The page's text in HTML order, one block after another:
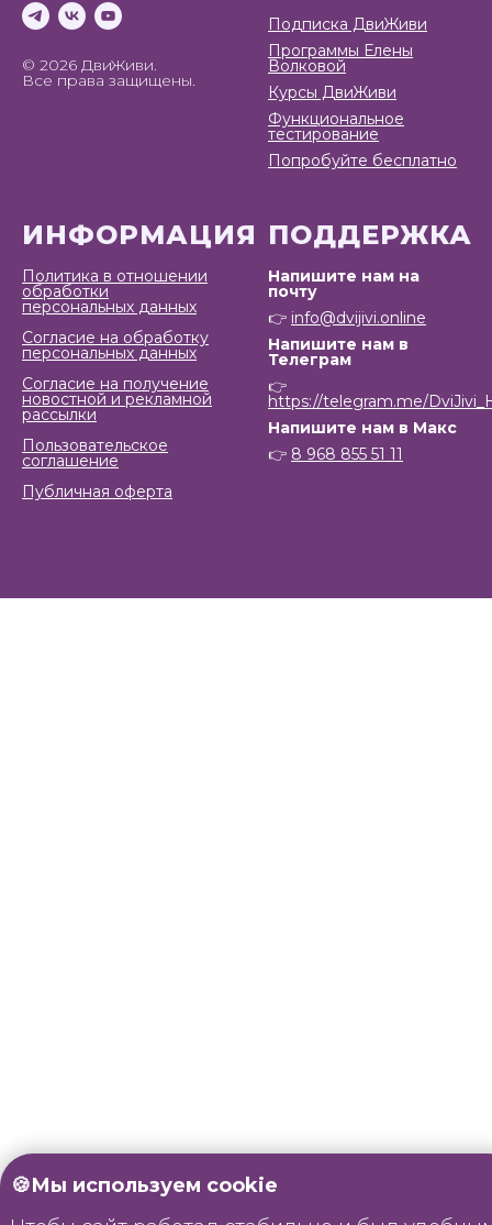
🍪Мы используем cookie
© 2026 ДвиЖиви.
Все права защищены.
Подписка ДвиЖиви
Программы Елены
Волковой
Курсы ДвиЖиви
Функциональное
тестирование
Попробуйте бесплатно
ИНФОРМАЦИЯ
Политика в отношении
обработки
персональных данных
Согласие на обработку
персональных данных
Согласие на получение
новостной и рекламной
рассылки
Пользовательское
соглашение
Публичная оферта
ПОДДЕРЖКА
Напишите нам на
почту
👉 info@dvijivi.online
Напишите нам в
Телеграм
👉
https://telegram.me/
Напишите нам в Макс
👉 8 968 855 51 11